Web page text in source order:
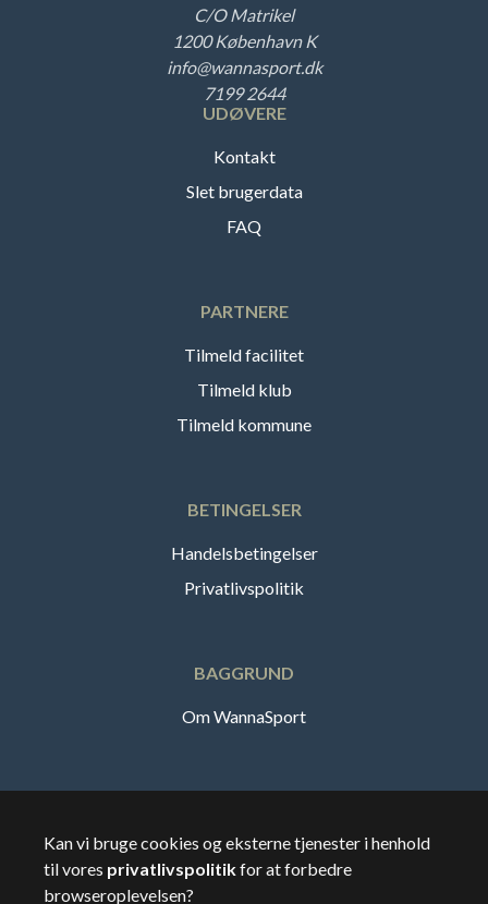
C/O Matrikel
1200 København K
info@wannasport.dk
7199 2644
UDØVERE
Kontakt
Slet brugerdata
FAQ
PARTNERE
Tilmeld facilitet
Tilmeld klub
Tilmeld kommune
BETINGELSER
Handelsbetingelser
Privatlivspolitik
BAGGRUND
Om WannaSport
🇸🇪Sverige
Kan vi bruge cookies og eksterne tjenester i henhold
til vores privatlivspolitikfor at forbedre
browseroplevelsen?